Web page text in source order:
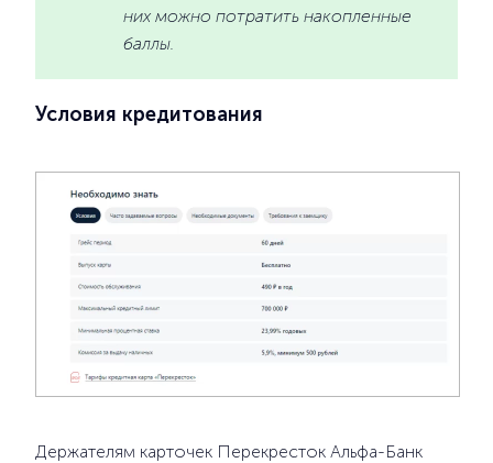
них можно потратить накопленные
баллы.
Условия кредитования
Держателям карточек Перекресток Альфа-Банк